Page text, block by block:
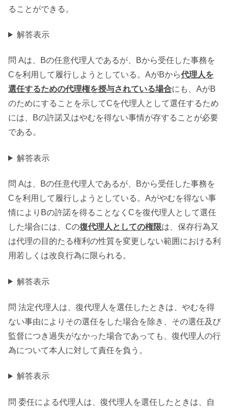
ることができる。
解答表示
問 Aは、Bの任意代理人であるが、Bから受任した事務を
Cを利用して履行しようとしている。AがBから代理人を
選任するための代理権を授与されている場合にも、AがB
のためにすることを示してCを代理人として選任するため
には、Bの許諾又はやむを得ない事情が存することが必要
である。
解答表示
問 Aは、Bの任意代理人であるが、Bから受任した事務を
Cを利用して履行しようとしている。Aがやむを得ない事
情によりBの許諾を得ることなくCを復代理人として選任
した場合には、Cの復代理人としての権限は、保存行為又
は代理の目的たる権利の性質を変更しない範囲における利
用若しくは改良行為に限られる。
解答表示
問 法定代理人は、復代理人を選任したときは、やむを得
ない事由によりその選任をした場合を除き、その選任及び
監督につき過失がなかった場合であっても、復代理人の行
為について本人に対して責任を負う。
解答表示
問 委任による代理人は、復代理人を選任したときは、自